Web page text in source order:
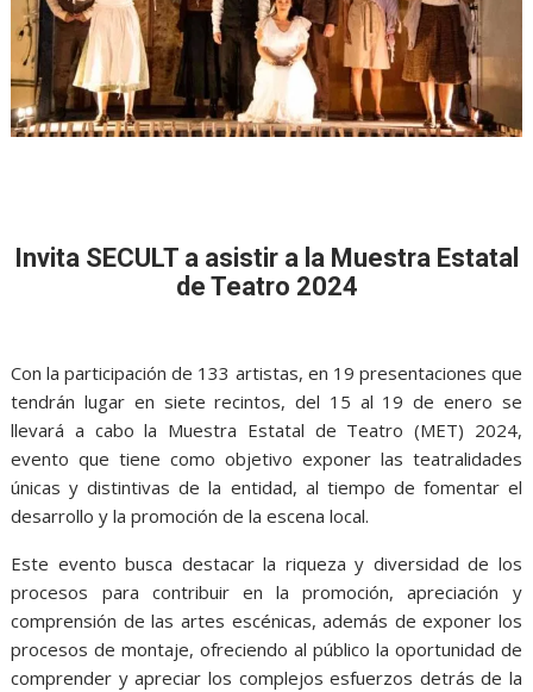
Invita SECULT a asistir a la Muestra Estatal
de Teatro 2024
Con la participación de 133 artistas, en 19 presentaciones que
tendrán lugar en siete recintos, del 15 al 19 de enero se
llevará a cabo la Muestra Estatal de Teatro (MET) 2024,
evento que tiene como objetivo exponer las teatralidades
únicas y distintivas de la entidad, al tiempo de fomentar el
desarrollo y la promoción de la escena local.
Este evento busca destacar la riqueza y diversidad de los
procesos para contribuir en la promoción, apreciación y
comprensión de las artes escénicas, además de exponer los
procesos de montaje, ofreciendo al público la oportunidad de
comprender y apreciar los complejos esfuerzos detrás de la